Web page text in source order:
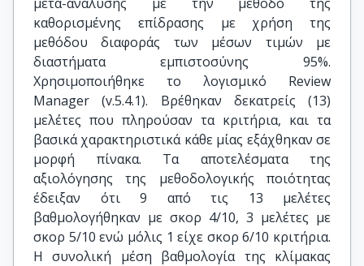
καθορισμένης επίδρασης με χρήση της
μεθόδου διαφοράς των μέσων τιμών με
διαστήματα εμπιστοσύνης 95%.
Χρησιμοποιήθηκε το λογισμικό Review
Manager (v.5.4.1). Βρέθηκαν δεκατρείς (13)
μελέτες που πληρούσαν τα κριτήρια, και τα
βασικά χαρακτηριστικά κάθε μίας εξάχθηκαν σε
μορφή πίνακα. Τα αποτελέσματα της
αξιολόγησης της μεθοδολογικής ποιότητας
έδειξαν ότι 9 από τις 13 μελέτες
βαθμολογήθηκαν με σκορ 4/10, 3 μελέτες με
σκορ 5/10 ενώ μόλις 1 είχε σκορ 6/10 κριτήρια.
Η συνολική μέση βαθμολογία της κλίμακας